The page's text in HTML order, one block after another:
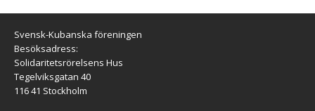
Svensk-Kubanska föreningen
Besöksadress:
Solidaritetsrörelsens Hus
Tegelviksgatan 40
116 41 Stockholm